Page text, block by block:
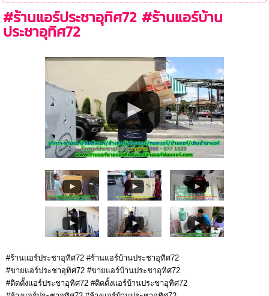
#ร้านแอร์ประชาอุทิศ72 #ร้านแอร์บ้าน
ประชาอุทิศ72
#ร้านแอร์ประชาอุทิศ72 #ร้านแอร์บ้านประชาอุทิศ72
#ขายแอร์ประชาอุทิศ72 #ขายแอร์บ้านประชาอุทิศ72
#ติดตั้งแอร์ประชาอุทิศ72 #ติดตั้งแอร์บ้านประชาอุทิศ72